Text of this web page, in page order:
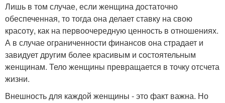
Лишь в том случае, если женщина достаточно
обеспеченная, то тогда она делает ставку на свою
красоту, как на первоочередную ценность в отношениях.
А в случае ограниченности финансов она страдает и
завидует другим более красивым и состоятельным
женщинам. Тело женщины превращается в точку отсчета
жизни.
Внешность для каждой женщины - это факт важна. Но